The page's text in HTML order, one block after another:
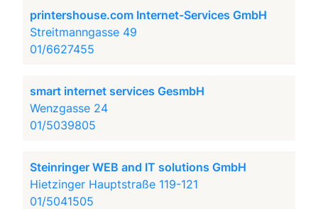
printershouse.com Internet-Services GmbH
Streitmanngasse 49
01/6627455
smart internet services GesmbH
Wenzgasse 24
01/5039805
Steinringer WEB and IT solutions GmbH
Hietzinger Hauptstraße 119-121
01/5041505